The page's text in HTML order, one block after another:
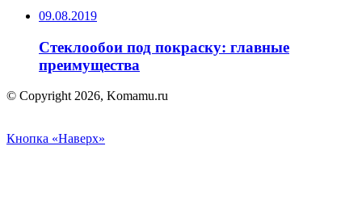
09.08.2019
Стеклообои под покраску: главные
преимущества
© Copyright 2026, Komamu.ru
Кнопка «Наверх»